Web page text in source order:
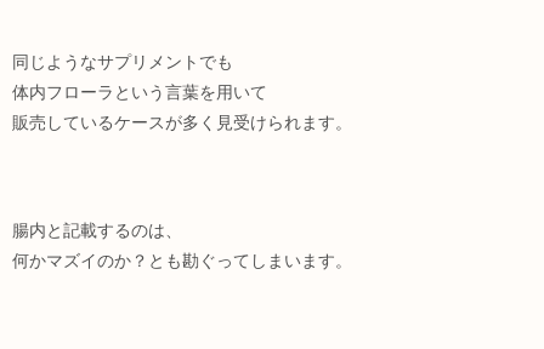
同じようなサプリメントでも
体内フローラという言葉を用いて
販売しているケースが多く見受けられます。
腸内と記載するのは、
何かマズイのか？とも勘ぐってしまいます。